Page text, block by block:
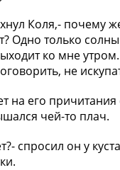
Коля,- почему
Одно только
ко мне
не
на его
чей-то плач.
спросил он у